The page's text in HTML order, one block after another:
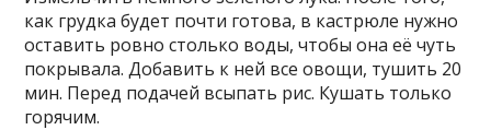
как грудка будет почти готова, в кастрюле нужно
оставить ровно столько воды, чтобы она её чуть
покрывала. Добавить к ней все овощи, тушить 20
мин. Перед подачей всыпать рис. Кушать только
горячим.